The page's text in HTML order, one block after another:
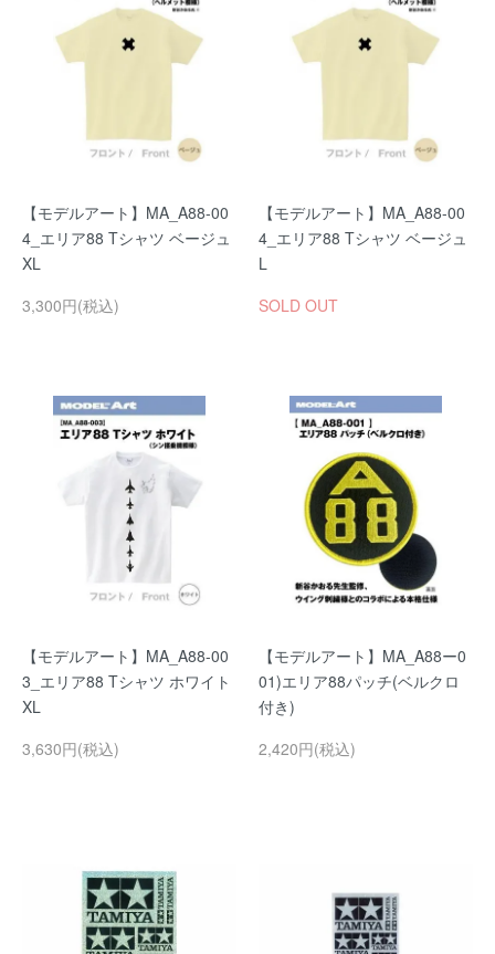
【モデルアート】MA_A88-00
4_エリア88 Tシャツ ベージュ
XL
3,300円(税込)
【モデルアート】MA_A88-00
4_エリア88 Tシャツ ベージュ
L
SOLD OUT
【モデルアート】MA_A88-00
3_エリア88 Tシャツ ホワイト
XL
3,630円(税込)
【モデルアート】MA_A88ー0
01)エリア88パッチ(ベルクロ
付き)
2,420円(税込)